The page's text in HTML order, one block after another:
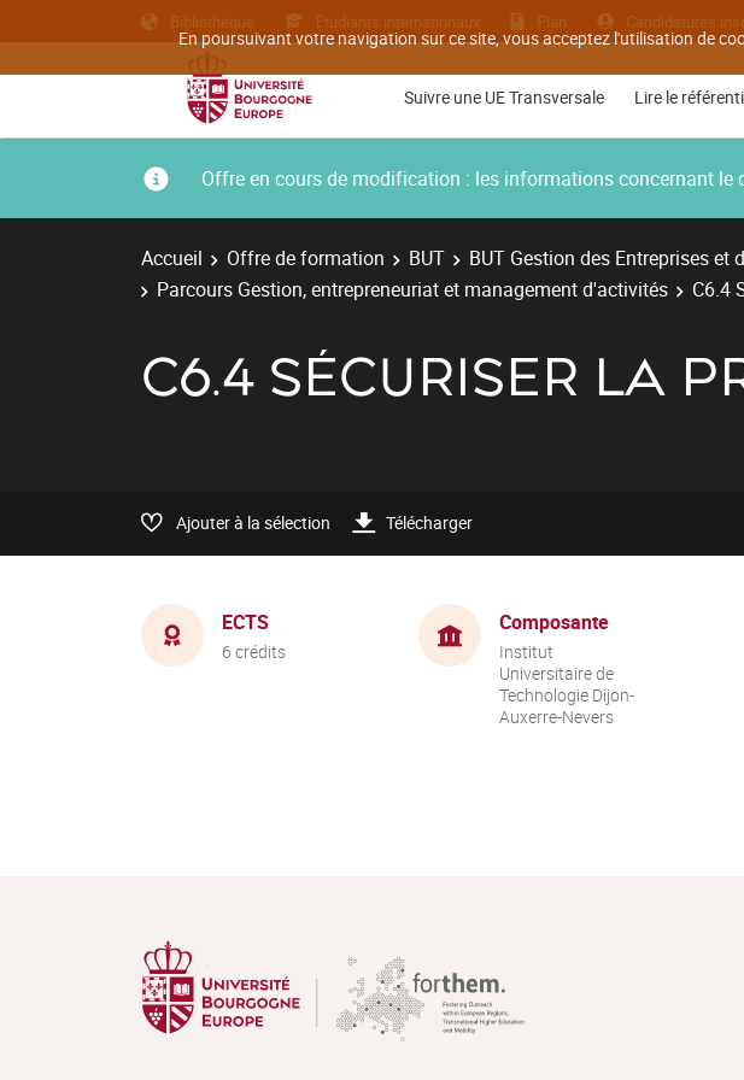
En poursuivant votre navigation sur ce site, vous acceptez l'utilisation de
Bibliothèque Etudiants internationaux Plan Candidatures
Suivre une UE Transversale Lire le
Offre en cours de modification : les informations concernant le
Accueil Offre de formation BUT
BUT Gestion des Entreprises et
Parcours Gestion, entrepreneuriat et management d'activités
C6.4
C6.4 SÉCURISER LA
Ajouter à la sélection Télécharger
ECTS
6 crédits
Composante
Institut
Universitaire de
Technologie Dijon-
Auxerre-Nevers